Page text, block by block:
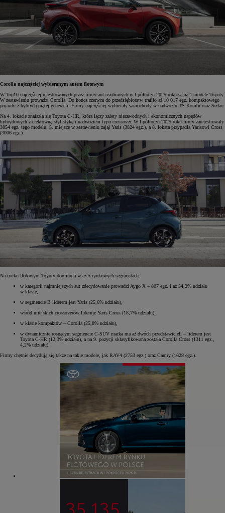
Corolla najczęściej wybieranym autem flotowym
W Top10 najczęściej rejestrowanych przez firmy aut osobowych w I półroczu 2025 roku są aż 4 modele Toyoty.
W zestawieniu prowadzi Corolla. Do końca czerwca do przedsiębiorstw trafiło aż 10 017 egz. kompaktowego
pojazdu z hybrydą piątej generacji. Firmy najczęściej wybierały samochody w nadwoziu TS Kombi oraz Sedan.
Na 4. lokacie znalazła się Toyota C-HR, która łączy zalety niezawodnych i ekonomicznych napędów
hybrydowych z efektowną stylistyką i nadwoziem typu crossover. W I półroczu 2025 roku firmy zarejestrowały
3854 egz. tego modelu. 5. miejsce w zestawieniu zajął Yaris (3824 egz.), a 8. lokata przypadła Yarisowi Cross
(3006 egz.).
Na rynku flotowym Toyoty dominują w aż 5 rynkowych segmentach:
w kategorii najmniejszych aut zdecydowanie prowadzi Aygo X – 807 egz. i aż 54,2% udziału
w klasie,
w segmencie B liderem jest Yaris (25,6% udziału),
wśród miejskich crossoverów lideruje Yaris Cross (18,7% udziału),
w klasie kompaktów – Corolla (25,8% udziału),
w dynamicznie rosnącym segmencie C-SUV marka ma aż dwóch przedstawicieli – liderem jest
Toyota C-HR (12,3% udziału), a na 9. pozycji sklasyfikowana została Corolla Cross (1311 egz.,
4,2% udziału).
Firmy chętnie decydują się także na takie modele, jak RAV4 (2753 egz.) oraz Camry (1628 egz.).